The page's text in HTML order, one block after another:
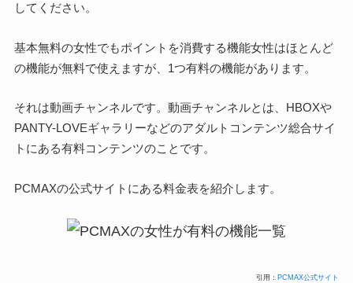
してください。
基本無料の女性でもポイントを消費する機能女性はほとんど
の機能が無料で使えますが、1つ有料の機能があります。
それは動画チャンネルです。動画チャンネルとは、HBOXや
PANTY-LOVEギャラリーなどのアダルトコンテンツ総合サイ
トにある有料コンテンツのことです。
PCMAXの公式サイトにある料金表を紹介します。
引用： PCMAX公式サイト